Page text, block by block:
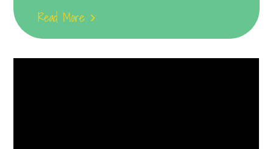
Read More